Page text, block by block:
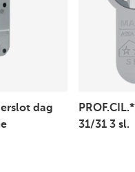
dag
31/31 3 sl.